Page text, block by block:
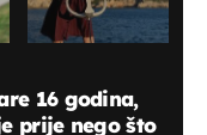
16 godina,
prije nego što